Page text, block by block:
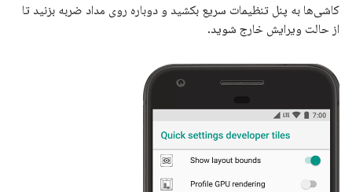
کاشی‌ها به پنل تنظیمات سریع بکشید و دوباره روی مداد ضربه بزنید تا
از حالت ویرایش خارج شوید.